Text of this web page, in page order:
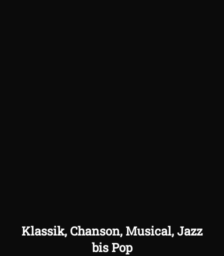
Klassik, Chanson, Musical, Jazz
bis Pop